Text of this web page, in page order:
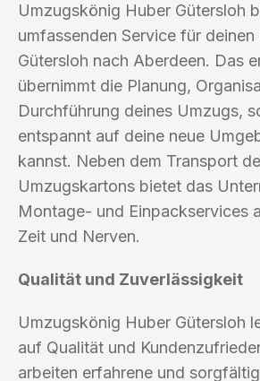
Umzugskönig Huber Gütersloh
umfassenden Service für
Gütersloh nach Aberdeen. Das
übernimmt die Planung,
Durchführung deines Umzugs,
entspannt auf deine neue
kannst. Neben dem Transport
Umzugskartons bietet das
Montage- und Einpackservices
Zeit und Nerven.
Qualität und Zuverlässigkeit
Umzugskönig Huber Gütersloh
auf Qualität und
arbeiten erfahrene und